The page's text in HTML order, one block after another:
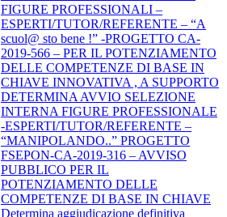
FIGURE PROFESSIONALI –
ESPERTI/TUTOR/REFERENTE – “A
scuol@ sto bene !” -PROGETTO CA-
2019-566 – PER IL POTENZIAMENTO
DELLE COMPETENZE DI BASE IN
CHIAVE INNOVATIVA , A SUPPORTO
DETERMINA AVVIO SELEZIONE
INTERNA FIGURE PROFESSIONALE
-ESPERTI/TUTOR/REFERENTE –
“MANIPOLANDO..” PROGETTO
FSEPON-CA-2019-316 – AVVISO
PUBBLICO PER IL
POTENZIAMENTO DELLE
COMPETENZE DI BASE IN CHIAVE
Determina aggiudicazione definitiva